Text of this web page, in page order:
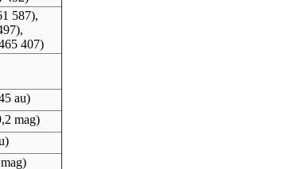
587),
407)
au)
mag)